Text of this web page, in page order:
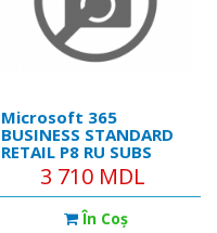
Microsoft 365
BUSINESS STANDARD
RETAIL P8 RU SUBS
Ежегодная подписка.
*В состав подписки
входят актуальные и
классические
3 710 MDL
În Coş